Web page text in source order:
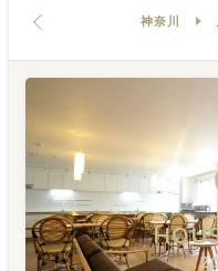
神奈川